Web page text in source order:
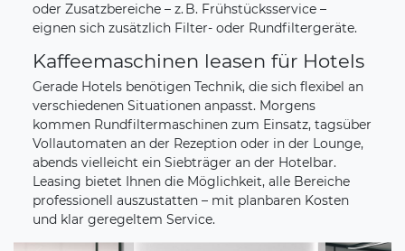
oder Zusatzbereiche – z. B. Frühstücksservice –
eignen sich zusätzlich Filter- oder Rundfiltergeräte.
Kaffeemaschinen leasen für Hotels
Gerade Hotels benötigen Technik, die sich flexibel an
verschiedenen Situationen anpasst. Morgens
kommen Rundfiltermaschinen zum Einsatz, tagsüber
Vollautomaten an der Rezeption oder in der Lounge,
abends vielleicht ein Siebträger an der Hotelbar.
Leasing bietet Ihnen die Möglichkeit, alle Bereiche
professionell auszustatten – mit planbaren Kosten
und klar geregeltem Service.